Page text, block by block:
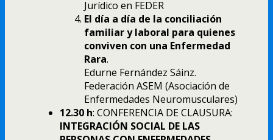
Jurídico en FEDER
El día a día de la conciliación
familiar y laboral para quienes
conviven con una Enfermedad
Rara.
Edurne Fernández Sáinz.
Federación ASEM (Asociación de
Enfermedades Neuromusculares)
12.30 h: CONFERENCIA DE CLAUSURA:
INTEGRACIÓN SOCIAL DE LAS